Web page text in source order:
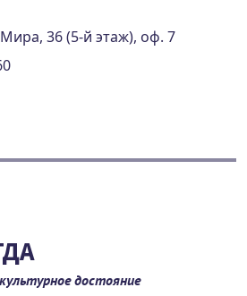
Мира, 36 (5-й этаж), оф. 7
достояние